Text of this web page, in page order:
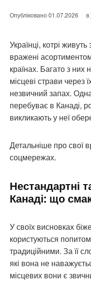
Опубліковано01.07.2026 в
Українці, котрі
вражені
країнах. Багато з
місцеві страви через
незвичний запах.
перебуває в Канаді,
викликають у неї
Детальніше про свої
соцмережах.
Нестандартні
Канаді: що
У своїх висновках
користуються
традиційними. За її
які вона не
місцевих вони є